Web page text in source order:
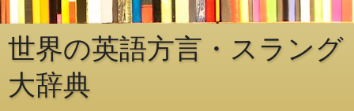
世界の英語方言・スラング
大辞典